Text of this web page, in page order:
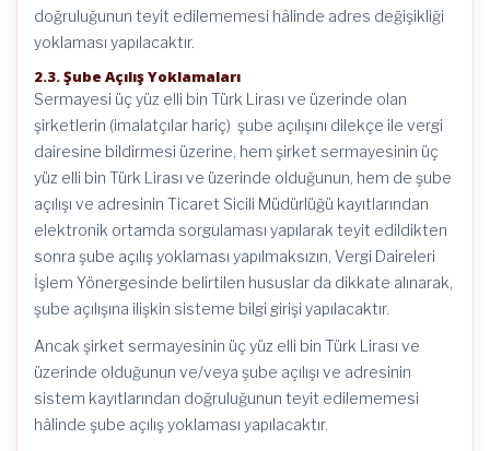
doğruluğunun teyit edilememesi hâlinde adres değişikliği
yoklaması yapılacaktır.
2.3. Şube Açılış Yoklamaları
Sermayesi üç yüz elli bin Türk Lirası ve üzerinde olan
şirketlerin (imalatçılar hariç) şube açılışını dilekçe ile vergi
dairesine bildirmesi üzerine, hem şirket sermayesinin üç
yüz elli bin Türk Lirası ve üzerinde olduğunun, hem de şube
açılışı ve adresinin Ticaret Sicili Müdürlüğü kayıtlarından
elektronik ortamda sorgulaması yapılarak teyit edildikten
sonra şube açılış yoklaması yapılmaksızın, Vergi Daireleri
İşlem Yönergesinde belirtilen hususlar da dikkate alınarak,
şube açılışına ilişkin sisteme bilgi girişi yapılacaktır.
Ancak şirket sermayesinin üç yüz elli bin Türk Lirası ve
üzerinde olduğunun ve/veya şube açılışı ve adresinin
sistem kayıtlarından doğruluğunun teyit edilememesi
hâlinde şube açılış yoklaması yapılacaktır.